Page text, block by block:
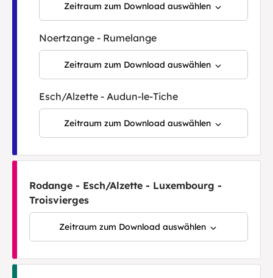
Zeitraum zum Download auswählen
Noertzange - Rumelange
Zeitraum zum Download auswählen
Esch/Alzette - Audun-le-Tiche
Zeitraum zum Download auswählen
Rodange - Esch/Alzette - Luxembourg -
Troisvierges
Zeitraum zum Download auswählen